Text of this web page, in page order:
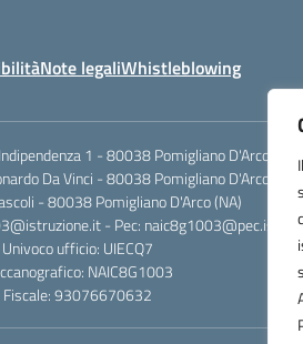
Note legaliWhistleblowing
1 - 80038 Pomigliano D'Arco (NA)
Da Vinci - 80038 Pomigliano D'Arco (NA)
- 80038 Pomigliano D'Arco (NA)
- Pec:
ufficio: UIECQ7
NAIC8G1003
Fiscale: 93076670632